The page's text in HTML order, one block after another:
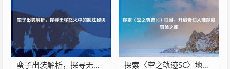
蛮子出装解析，探寻无尽怒火中的制胜秘诀 探索〈空之轨迹SC〉地图，开启奇幻大陆深度冒险之旅